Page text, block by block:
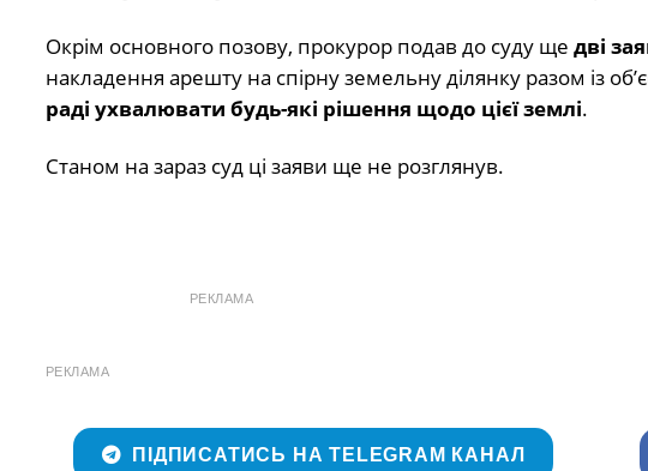
Окрім основного позову, прокурор подав до суду ще дві
накладення арешту на спірну земельну ділянку разом із
раді ухвалювати будь-які рішення щодо цієї землі.
Станом на зараз суд ці заяви ще не розглянув.
РЕКЛАМА
РЕКЛАМА
ПІДПИСАТИСЬ НА TELEGRAM КАНАЛ